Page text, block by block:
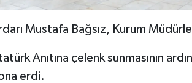
Mustafa Bağsız, Kurum
Anıtına çelenk sunmasının
erdi.